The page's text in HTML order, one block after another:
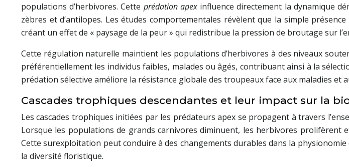
populations d’herbivores. Cette prédation apex influence directement la dynamique
zèbres et d’antilopes. Les études comportementales révèlent que la simple
créant un effet de « paysage de la peur » qui redistribue la pression de broutage sur
Cette régulation naturelle maintient les populations d’herbivores à des niveaux
préférentiellement les individus faibles, malades ou âgés, contribuant ainsi à la
prédation sélective améliore la résistance globale des troupeaux face aux maladies et
Cascades trophiques descendantes et leur impact sur la
Les cascades trophiques initiées par les prédateurs apex se propagent à travers
Lorsque les populations de grands carnivores diminuent, les herbivores prolifèrent
Cette surexploitation peut conduire à des changements durables dans la
la diversité floristique.